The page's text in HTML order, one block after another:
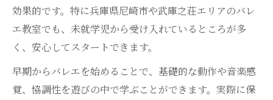
効果的です。特に兵庫県尼崎市や武庫之荘エリアのバレ
エ教室でも、未就学児から受け入れているところが多
く、安心してスタートできます。
早期からバレエを始めることで、基礎的な動作や音楽感
覚、協調性を遊びの中で学ぶことができます。実際に保